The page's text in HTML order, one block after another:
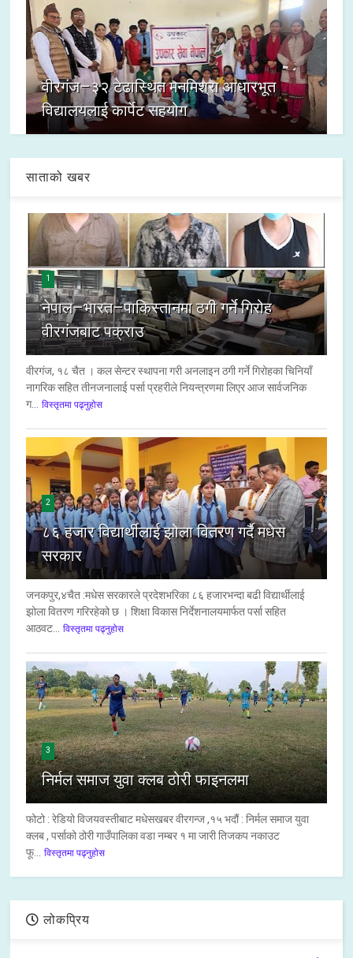
वीरगंज–३२ टेढास्थित मनमिश्रा आधारभूत
विद्यालयलाई कार्पेट सहयोग
साताको खबर
1
नेपाल–भारत–पाकिस्तानमा ठगी गर्ने गिरोह
वीरगंजबाट पक्राउ
वीरगंज, १८ चैत । कल सेन्टर स्थापना गरी अनलाइन ठगी गर्ने गिरोहका चिनियाँ
नागरिक सहित तीनजनालाई पर्सा प्रहरीले नियन्त्रणमा लिएर आज सार्वजनिक
ग... विस्तृतमा पढ्नुहोस
2
८६ हजार विद्यार्थीलाई झोला वितरण गर्दै मधेस
सरकार
जनकपुर,४चैत :मधेस सरकारले प्रदेशभरिका ८६ हजारभन्दा बढी विद्यार्थीलाई
झोला वितरण गरिरहेको छ । शिक्षा विकास निर्देशनालयमार्फत पर्सा सहित
आठवट... विस्तृतमा पढ्नुहोस
3
निर्मल समाज युवा क्लब ठोरी फाइनलमा
फोटो : रेडियो विजयवस्तीबाट मधेसखबर वीरगन्ज ,१५ भदौं : निर्मल समाज युवा
क्लब , पर्साको ठोरी गाउँपालिका वडा नम्बर १ मा जारी तिजकप नकाउट
फू... विस्तृतमा पढ्नुहोस
लोकप्रिय